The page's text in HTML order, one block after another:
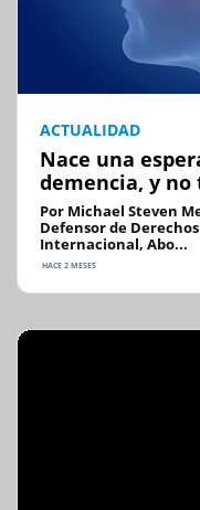
ACTUALIDAD
Nace una
demencia, y
Por Michael Steven
Defensor de
Internacional, Abo...
HACE 2 MESES